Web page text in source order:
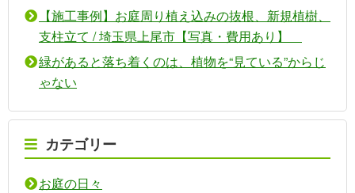
【施工事例】お庭周り植え込みの抜根、新規植樹、
支柱立て / 埼玉県上尾市【写真・費用あり】
緑があると落ち着くのは、植物を“見ている”からじ
ゃない
カテゴリー
お庭の日々